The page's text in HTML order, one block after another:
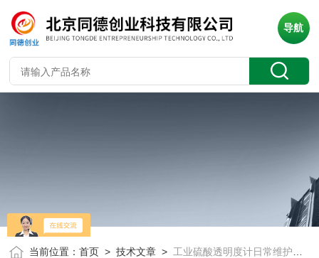
导航
当前位置：首页 >技术文章 > 工业硫酸透明度计日常维护、清洗与周期校准方案